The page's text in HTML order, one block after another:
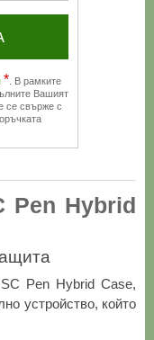
* . В рамките
Вашият
се свърже с
Pen Hybrid
Pen Hybrid Case,
устройство, който